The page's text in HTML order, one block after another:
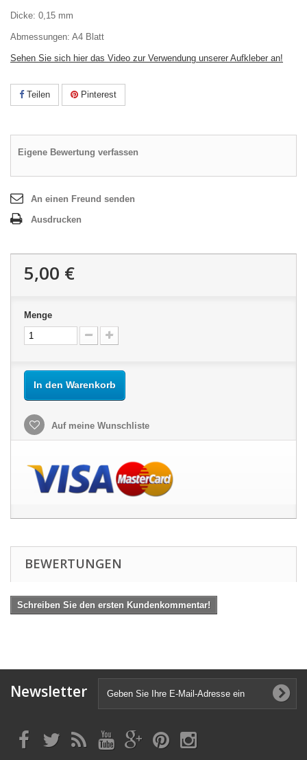
Dicke: 0,15 mm
Abmessungen: A4 Blatt
Sehen Sie sich hier das Video zur Verwendung unserer Aufkleber an!
Teilen Pinterest
Eigene Bewertung verfassen
An einen Freund senden
Ausdrucken
5,00 €
Menge
In den Warenkorb
Auf meine Wunschliste
BEWERTUNGEN
Schreiben Sie den ersten Kundenkommentar!
Newsletter